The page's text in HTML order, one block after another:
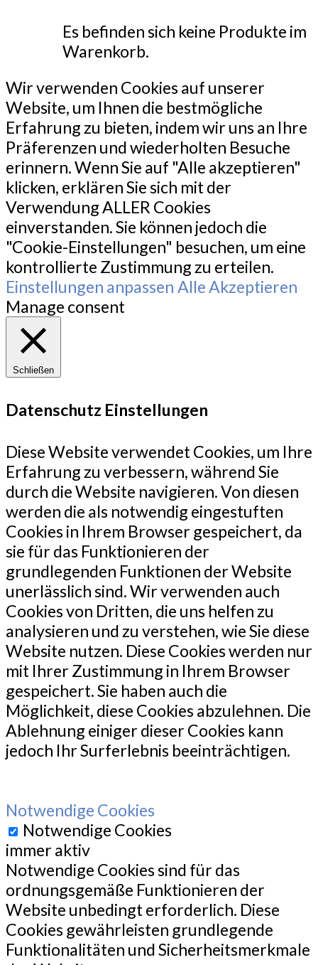
Es befinden sich keine Produkte im
Warenkorb.
Wir verwenden Cookies auf unserer
Website, um Ihnen die bestmögliche
Erfahrung zu bieten, indem wir uns an Ihre
Präferenzen und wiederholten Besuche
erinnern. Wenn Sie auf "Alle akzeptieren"
klicken, erklären Sie sich mit der
Verwendung ALLER Cookies
einverstanden. Sie können jedoch die
"Cookie-Einstellungen" besuchen, um eine
kontrollierte Zustimmung zu erteilen.
Einstellungen anpassen Alle Akzeptieren
Manage consent
Schließen
Datenschutz Einstellungen
Diese Website verwendet Cookies, um Ihre
Erfahrung zu verbessern, während Sie
durch die Website navigieren. Von diesen
werden die als notwendig eingestuften
Cookies in Ihrem Browser gespeichert, da
sie für das Funktionieren der
grundlegenden Funktionen der Website
unerlässlich sind. Wir verwenden auch
Cookies von Dritten, die uns helfen zu
analysieren und zu verstehen, wie Sie diese
Website nutzen. Diese Cookies werden nur
mit Ihrer Zustimmung in Ihrem Browser
gespeichert. Sie haben auch die
Möglichkeit, diese Cookies abzulehnen. Die
Ablehnung einiger dieser Cookies kann
jedoch Ihr Surferlebnis beeinträchtigen.
Notwendige Cookies
Notwendige Cookies
immer aktiv
Notwendige Cookies sind für das
ordnungsgemäße Funktionieren der
Website unbedingt erforderlich. Diese
Cookies gewährleisten grundlegende
Funktionalitäten und Sicherheitsmerkmale